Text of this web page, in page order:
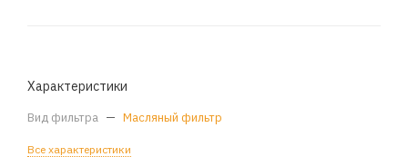
Характеристики
Вид фильтра — Масляный фильтр
Все характеристики